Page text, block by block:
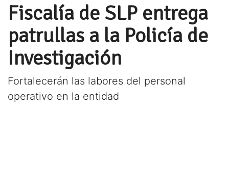
Fiscalía de SLP entrega
patrullas a la Policía de
Investigación
Fortalecerán las labores del personal
operativo en la entidad